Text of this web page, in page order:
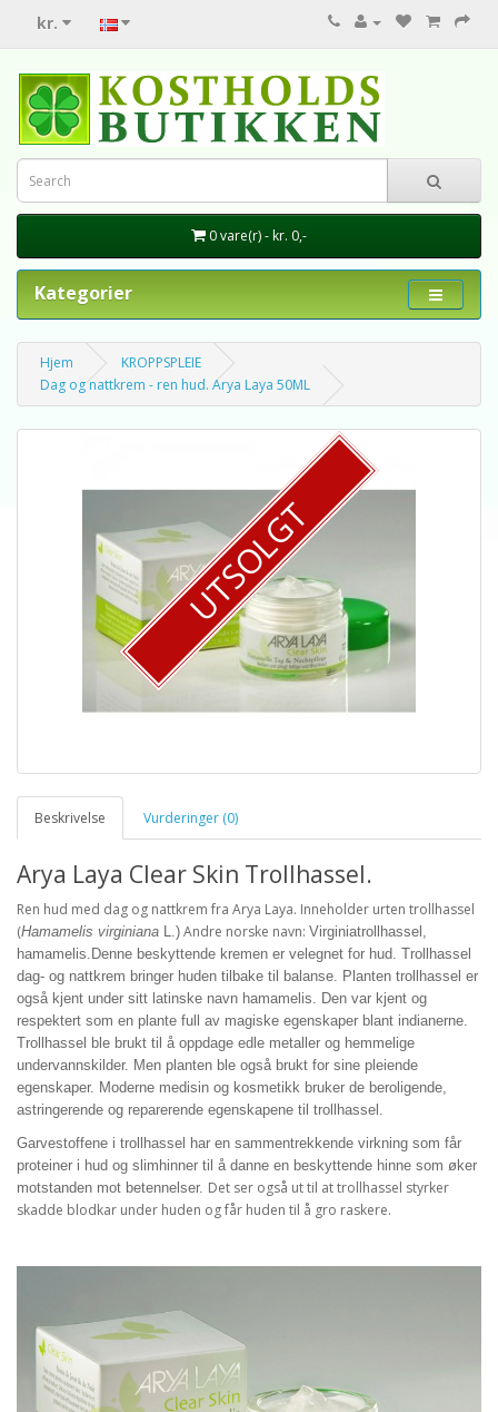
kr.
0 vare(r) - kr. 0,-
Kategorier
Hjem
KROPPSPLEIE
Dag og nattkrem - ren hud. Arya Laya 50ML
UTSOLGT
Beskrivelse Vurderinger (0)
Arya Laya Clear Skin Trollhassel.
Ren hud med dag og nattkrem fra Arya Laya. Inneholder urten trollhassel
(Hamamelis virginiana L.) Andre norske navn: Virginiatrollhassel,
hamamelis.Denne beskyttende kremen er velegnet for hud. Trollhassel
dag- og nattkrem bringer huden tilbake til balanse. Planten trollhassel er
også kjent under sitt latinske navn hamamelis. Den var kjent og
respektert som en plante full av magiske egenskaper blant indianerne.
Trollhassel ble brukt til å oppdage edle metaller og hemmelige
undervannskilder. Men planten ble også brukt for sine pleiende
egenskaper. Moderne medisin og kosmetikk bruker de beroligende,
astringerende og reparerende egenskapene til trollhassel.
Garvestoffene i trollhassel har en sammentrekkende virkning som får
proteiner i hud og slimhinner til å danne en beskyttende hinne som øker
motstanden mot betennelser. Det ser også ut til at trollhassel styrker
skadde blodkar under huden og får huden til å gro raskere.